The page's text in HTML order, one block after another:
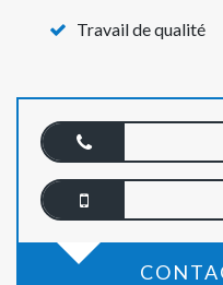
Travail de qualité